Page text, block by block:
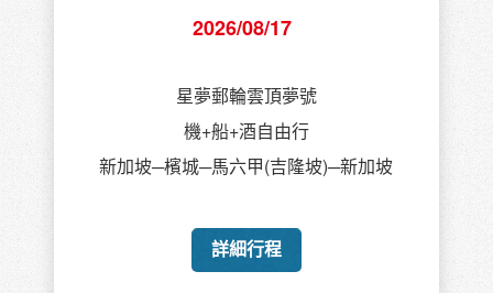
2026/08/17
星夢郵輪雲頂夢號
機+船+酒自由行
新加坡─檳城─馬六甲(吉隆坡)─新加坡
詳細行程